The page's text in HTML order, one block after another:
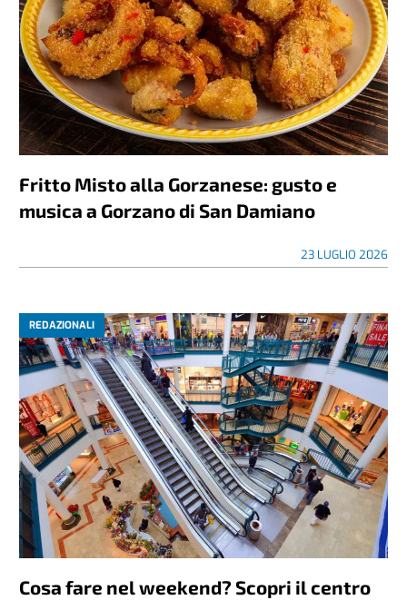
Fritto Misto alla Gorzanese: gusto e
musica a Gorzano di San Damiano
23 LUGLIO 2026
REDAZIONALI
Cosa fare nel weekend? Scopri il centro